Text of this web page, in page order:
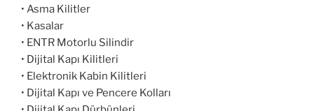
• Asma Kilitler
• Kasalar
• ENTR Motorlu Silindir
• Dijital Kapı Kilitleri
• Elektronik Kabin Kilitleri
• Dijital Kapı ve Pencere Kolları